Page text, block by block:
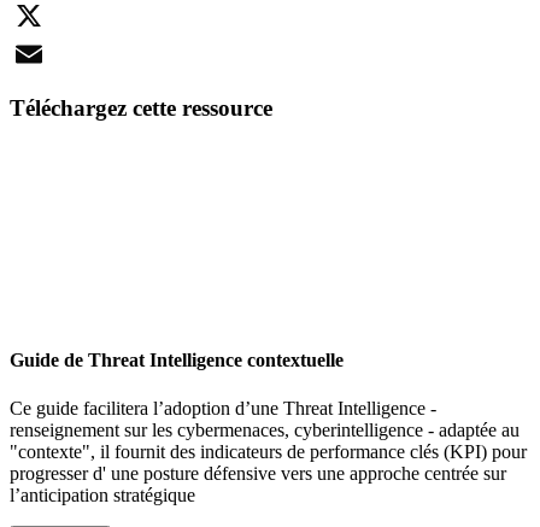
LinkedIn
X
Téléchargez cette ressource
Guide de Threat Intelligence contextuelle
Ce guide facilitera l’adoption d’une Threat Intelligence -
renseignement sur les cybermenaces, cyberintelligence - adaptée au
"contexte", il fournit des indicateurs de performance clés (KPI) pour
progresser d' une posture défensive vers une approche centrée sur
l’anticipation stratégique